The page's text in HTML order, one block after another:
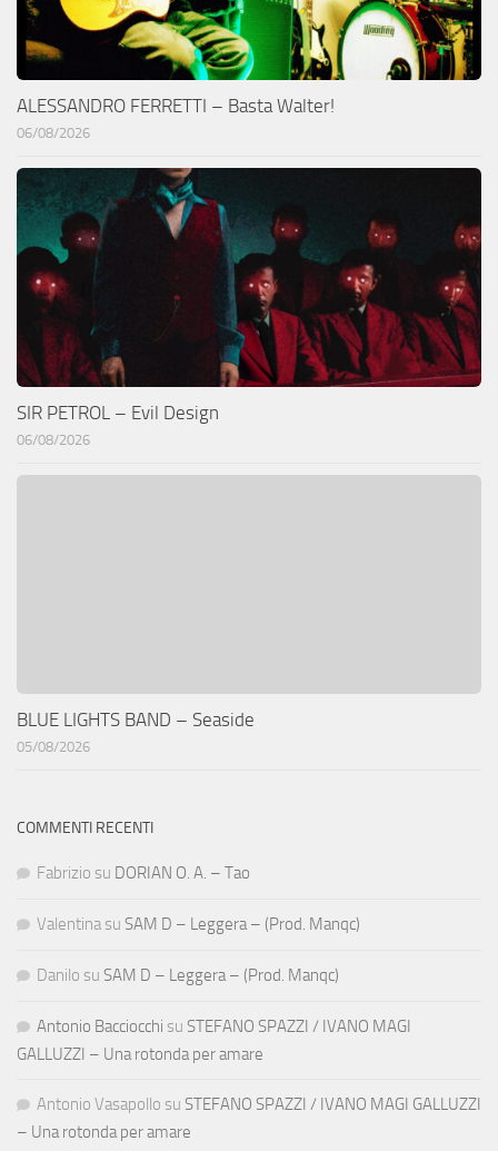
ALESSANDRO FERRETTI – Basta Walter!
06/08/2026
SIR PETROL – Evil Design
06/08/2026
BLUE LIGHTS BAND – Seaside
05/08/2026
COMMENTI RECENTI
Fabrizio su DORIAN O. A. – Tao
Valentina su SAM D – Leggera – (Prod. Manqc)
Danilo su SAM D – Leggera – (Prod. Manqc)
Antonio Bacciocchi su STEFANO SPAZZI / IVANO MAGI
GALLUZZI – Una rotonda per amare
Antonio Vasapollo su STEFANO SPAZZI / IVANO MAGI GALLUZZI
– Una rotonda per amare